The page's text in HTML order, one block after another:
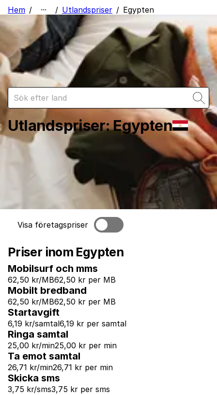
Hem / / Utlandspriser / Egypten
Utlandspriser:Egypten
Visa företagspriser
Priser inom Egypten
Mobilsurf och mms
62,50 kr/MB62,50 kr per MB
Mobilt bredband
62,50 kr/MB62,50 kr per MB
Startavgift
6,19 kr/samtal6,19 kr per samtal
Ringa samtal
25,00 kr/min25,00 kr per min
Ta emot samtal
26,71 kr/min26,71 kr per min
Skicka sms
3,75 kr/sms3,75 kr per sms